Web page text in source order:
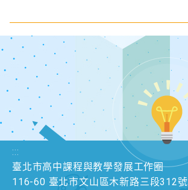
:::
臺北市高中課程與教學發展工作圈
116-60 臺北市文山區木新路三段312號